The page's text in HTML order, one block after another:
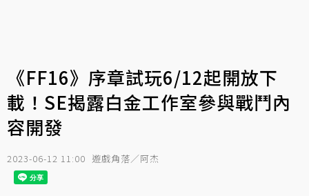
《FF16》序章試玩6/12起開放下
載！SE揭露白金工作室參與戰鬥內
容開發
2023-06-12 11:00 遊戲角落／阿杰